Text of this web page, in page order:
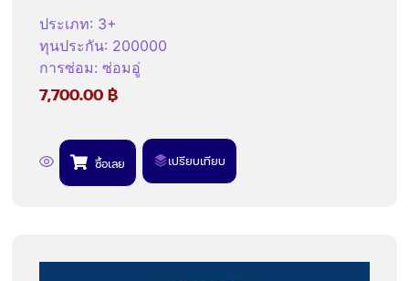
ประเภท: 3+
ทุนประกัน: 200000
การซ่อม:ซ่อมอู่
7,700.00฿
ซื้อเลย เปรียบเทียบ